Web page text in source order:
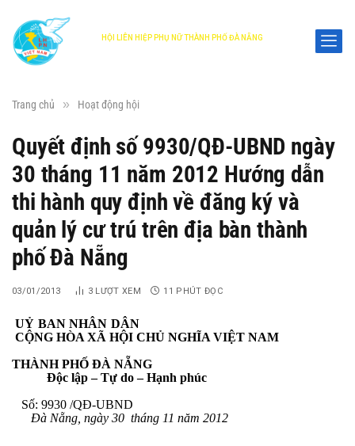
HỘI LIÊN HIỆP PHỤ NỮ THÀNH PHỐ ĐÀ NẴNG
Trang chủ » Hoạt động hội
Quyết định số 9930/QĐ-UBND ngày
30 tháng 11 năm 2012 Hướng dẫn
thi hành quy định về đăng ký và
quản lý cư trú trên địa bàn thành
phố Đà Nẵng
03/01/2013 3 LƯỢT XEM 11 PHÚT ĐỌC
UỶ BAN NHÂN DÂN
CỘNG HÒA XÃ HỘI CHỦ NGHĨA VIỆT NAM
THÀNH PHỐ ĐÀ NẴNG
Độc lập – Tự do – Hạnh phúc
Số: 9930 /QĐ-UBND
Đà Nẵng, ngày 30 tháng 11 năm 2012